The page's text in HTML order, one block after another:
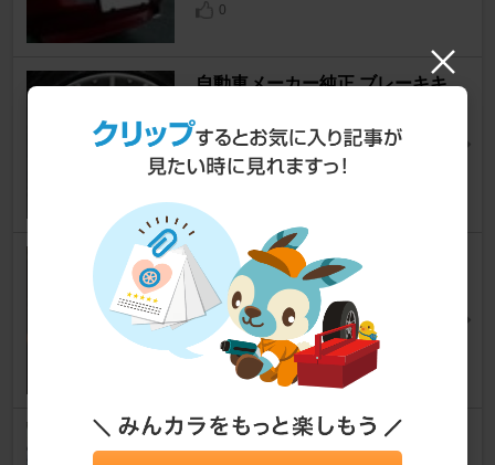
0
自動車メーカー純正 ブレーキキ
アルファGT [初代]
Big fisherさん
KENWOOD 彩速 MDV-737DT
アルファGT [初代]
げんすいさん
2
EONON GA2197